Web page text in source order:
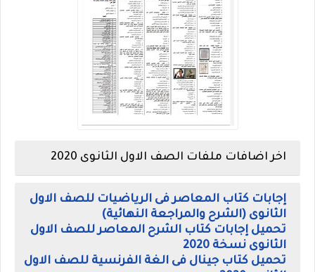
اخر اضافات ملفات الصف الاول الثانوى 2020
إجابات كتاب المعاصر فى الرياضيات للصف الاول
الثانوى (الشرح والمراجعة النهائية)
تحميل إجابات كتاب الشرح المعاصر للصف الاول
الثانوى نسخة 2020
تحميل كتاب جينال فى الغة الفرنسية للصف الاول